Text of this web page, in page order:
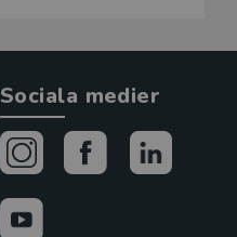
Sociala medier